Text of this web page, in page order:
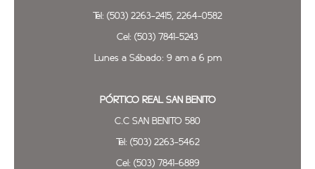
Tel: (503) 2263-2415, 2264-0582
Cel: (503) 7841-5243
Lunes a Sábado: 9 am a 6 pm
PÓRTICO REAL SAN BENITO
C.C SAN BENITO 580
Tel: (503) 2263-5462
Cel: (503) 7841-6889